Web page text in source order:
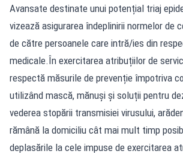
Avansate destinate unui potențial triaj
vizează asigurarea îndeplinirii normelor de
de către persoanele care intră/ies din
medicale.În exercitarea atribuțiilor de
respectă măsurile de prevenție împotriva
utilizând mască, mănuși și soluții pentru
vederea stopării transmisiei virusului,
rămână la domiciliu cât mai mult timp
deplasările la cele impuse de exercitarea